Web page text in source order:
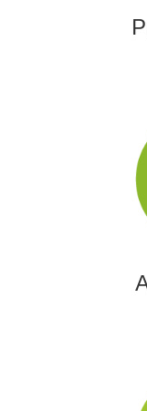
Diseñamos
automatizar